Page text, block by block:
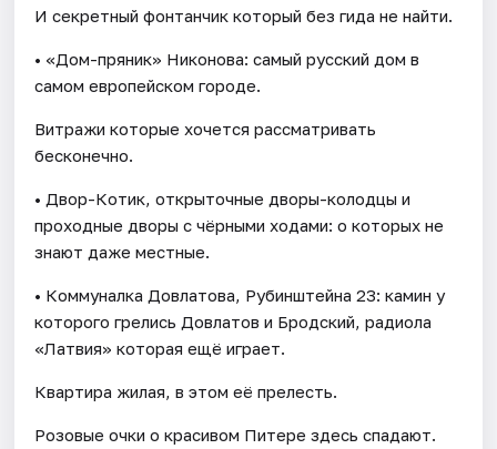
И секретный фонтанчик который без гида не найти.
• «Дом-пряник» Никонова: самый русский дом в
самом европейском городе.
Витражи которые хочется рассматривать
бесконечно.
• Двор-Котик, открыточные дворы-колодцы и
проходные дворы с чёрными ходами: о которых не
знают даже местные.
• Коммуналка Довлатова, Рубинштейна 23: камин у
которого грелись Довлатов и Бродский, радиола
«Латвия» которая ещё играет.
Квартира жилая, в этом её прелесть.
Розовые очки о красивом Питере здесь спадают.